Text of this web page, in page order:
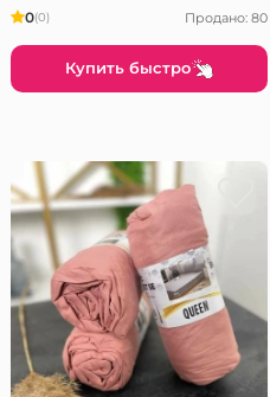
0(0) Продано: 80
Купить быстро